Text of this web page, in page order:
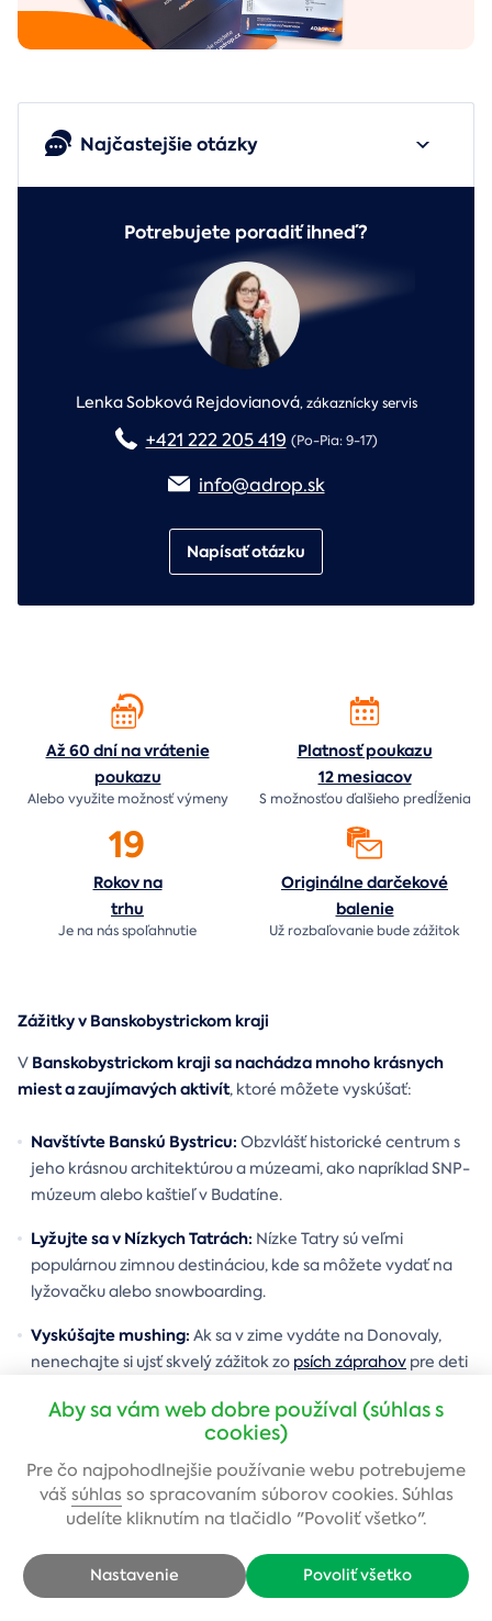
Najčastejšie otázky
Potrebujete poradiť ihneď?
Lenka Sobková Rejdovianová,zákaznícky servis
+421 222 205 419 (Po-Pia: 9-17)
info@adrop.sk
Napísať otázku
Až 60 dní na vrátenie
poukazu
Alebo využite možnosť výmeny
Platnosť poukazu
12 mesiacov
S možnosťou ďalšieho predĺženia
19
Rokov na
trhu
Je na násspoľahnutie
Originálne darčekové
balenie
Už rozbaľovanie budezážitok
Zážitky v Banskobystrickom kraji
V Banskobystrickom kraji sa nachádza mnoho krásnych
miest a zaujímavých aktivít, ktoré môžete vyskúšať:
Navštívte Banskú Bystricu: Obzvlášť historické centrum s
jeho krásnou architektúrou a múzeami, ako napríklad SNP-
múzeum alebo kaštieľ v Budatíne.
Lyžujte sa v Nízkych Tatrách: Nízke Tatry sú veľmi
populárnou zimnou destináciou, kde sa môžete vydať na
lyžovačku alebo snowboarding.
Vyskúšajte mushing: Ak sa v zime vydáte na Donovaly,
nenechajte si ujsť skvelý zážitok zo psích záprahov pre deti
Prezrite si prírodu z výšky:Tandemový termický let
Banskou Bystricou či Donovalmi je skvelým zážitkom i
darčekom pre blízkych s dobrodružnou náturou.
Preleťte sa nad Banskobystrickým krajom:Vyhliadkové
lety z letiska v Očovejvám jednoducho vezmú dych!
Turistika:Banskobystrický kraj ponúka množstvo
Aby sa vám web dobre používal (súhlas s
cookies)
Pre čo najpohodlnejšie používanie webu potrebujeme
váš súhlas so spracovaním súborov cookies. Súhlas
udelíte kliknutím na tlačidlo "Povoliť všetko".
Povoliť všetko
Nastavenie